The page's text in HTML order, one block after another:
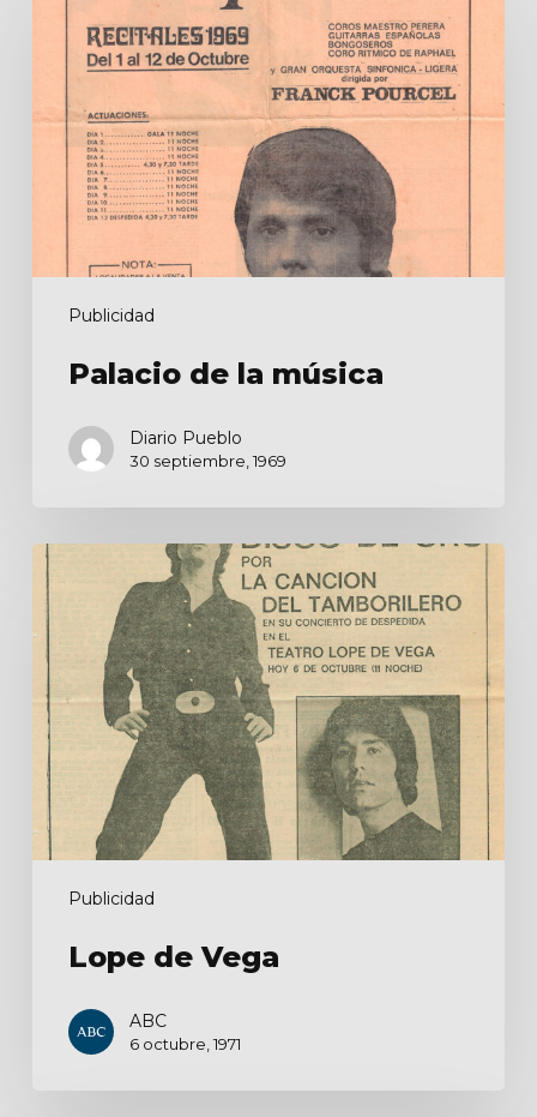
Publicidad
música
Palacio de la música
Diario Pueblo
30 septiembre, 1969
Publicidad
Lope
de
Vega
Lope de Vega
ABC
6 octubre, 1971